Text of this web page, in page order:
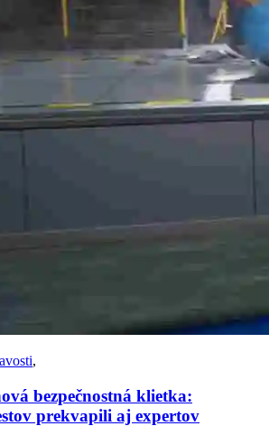
,
bezpečnostná klietka:
prekvapili aj expertov